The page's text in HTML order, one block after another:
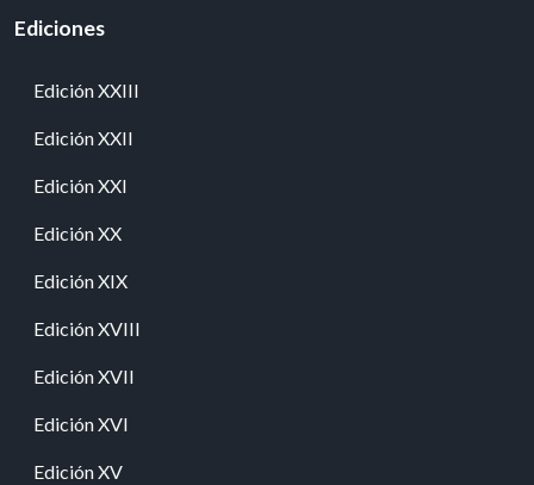
Ediciones
Edición XXIII
Edición XXII
Edición XXI
Edición XX
Edición XIX
Edición XVIII
Edición XVII
Edición XVI
Edición XV